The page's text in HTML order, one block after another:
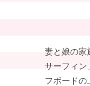
妻と娘の家
サーフィン
フボードの